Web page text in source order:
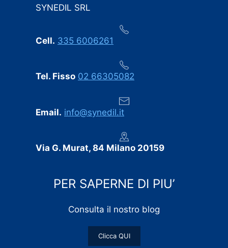
SYNEDIL SRL
Cell. 335 6006261
Tel. Fisso 02 66305082
Email. info@synedil.it
Via G. Murat, 84 Milano 20159
PER SAPERNE DI PIU’
Consulta il nostro blog
Clicca QUI